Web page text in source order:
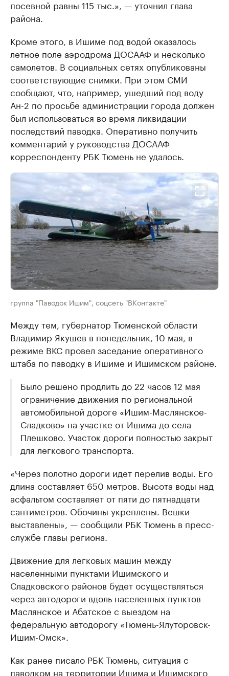
посевной равны 115 тыс.», — уточнил глава
района.
Кроме этого, в Ишиме под водой оказалось
летное поле аэродрома ДОСААФ и несколько
самолетов. В социальных сетях опубликованы
соответствующие снимки. При этом СМИ
сообщают, что, например, ушедший под воду
Ан-2 по просьбе администрации города должен
был использоваться во время ликвидации
последствий паводка. Оперативно получить
комментарий у руководства ДОСААФ
корреспонденту РБК Тюмень не удалось.
группа "Паводок Ишим", соцсеть "ВКонтакте"
Между тем, губернатор Тюменской области
Владимир Якушев в понедельник, 10 мая, в
режиме ВКС провел заседание оперативного
штаба по паводку в Ишиме и Ишимском районе.
Было решено продлить до 22 часов 12 мая
ограничение движения по региональной
автомобильной дороге «Ишим-Маслянское-
Сладково» на участке от Ишима до села
Плешково. Участок дороги полностью закрыт
для легкового транспорта.
«Через полотно дороги идет перелив воды. Его
длина составляет 650 метров. Высота воды над
асфальтом составляет от пяти до пятнадцати
сантиметров. Обочины укреплены. Вешки
выставлены», — сообщили РБК Тюмень в пресс-
службе главы региона.
Движение для легковых машин между
населенными пунктами Ишимского и
Сладковского районов будет осуществляться
через автодороги вдоль населенных пунктов
Маслянское и Абатское с выездом на
федеральную автодорогу «Тюмень-Ялуторовск-
Ишим-Омск».
Как ранее писало РБК Тюмень, ситуация с
паводком на территории Ишима и Ишимского